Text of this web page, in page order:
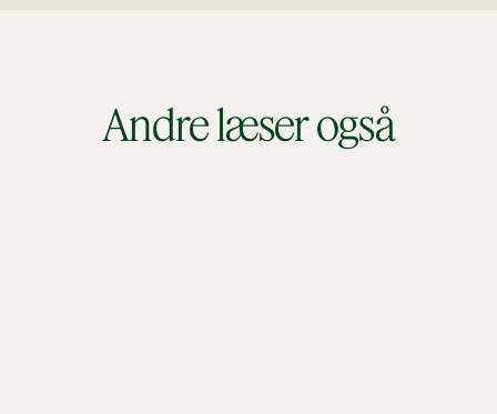
Andre læser også